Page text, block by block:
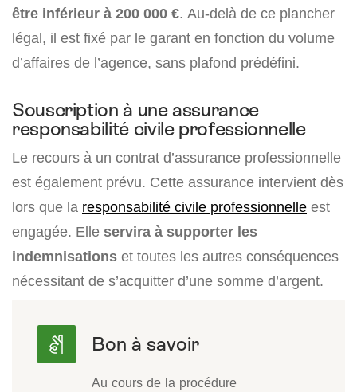
être inférieur à 200 000 €. Au-delà de ce plancher
légal, il est fixé par le garant en fonction du volume
d’affaires de l’agence, sans plafond prédéfini.
Souscription à une assurance
responsabilité civile professionnelle
Le recours à un contrat d’assurance professionnelle
est également prévu. Cette assurance intervient dès
lors que la responsabilité civile professionnelle est
engagée. Elle servira à supporter les
indemnisations et toutes les autres conséquences
nécessitant de s’acquitter d’une somme d’argent.
Au cours de la procédure